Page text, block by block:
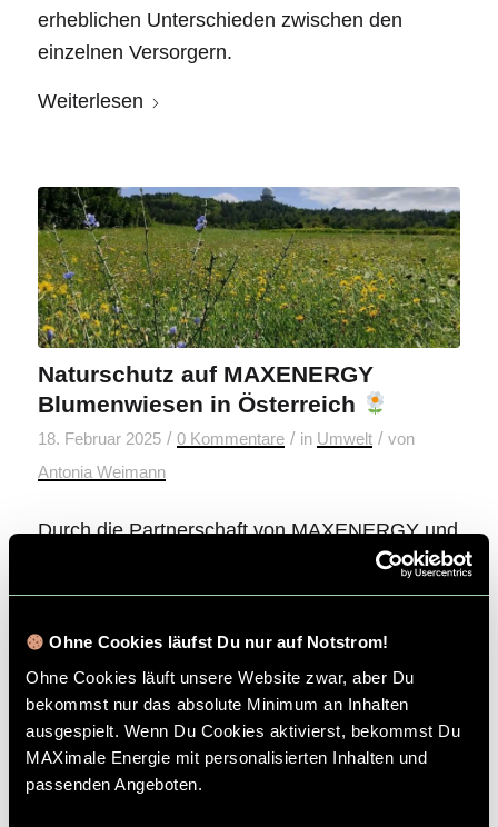
Ohne Cookies läufst Du nur auf Notstrom!
Ohne Cookies läuft unsere Website zwar, aber Du
bekommst nur das absolute Minimum an Inhalten
ausgespielt. Wenn Du Cookies aktivierst, bekommst Du
MAXimale Energie mit personalisierten Inhalten und
passenden Angeboten.
erheblichen Unterschieden zwischen den
einzelnen Versorgern.
Weiterlesen
Naturschutz auf MAXENERGY
Blumenwiesen in Österreich
18. Februar 2025 / 0 Kommentare / in Umwelt / von
Antonia Weimann
Durch die Partnerschaft von MAXENERGY und
Meine Blumenwiese entstehen nachhaltige
Naturschutzprojekte, die aktiv zur Förderung
Umwelt- und Klimaschutz.
Weiterlesen